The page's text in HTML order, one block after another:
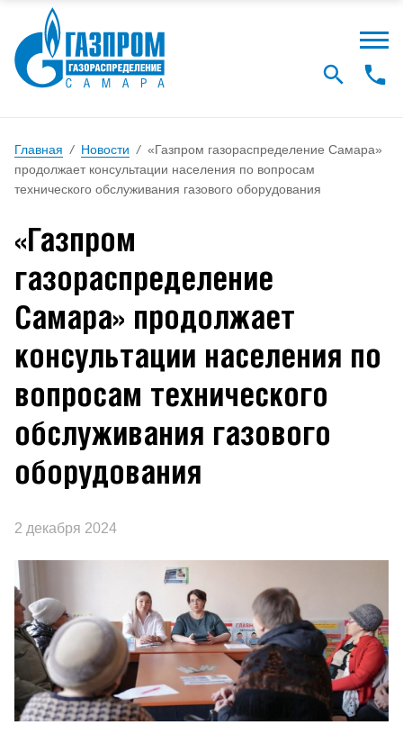
Главная / Новости / «Газпром газораспределение Самара»
продолжает консультации населения по вопросам
технического обслуживания газового оборудования
«Газпром
газораспределение
Самара» продолжает
консультации населения по
вопросам технического
обслуживания газового
оборудования
2 декабря 2024